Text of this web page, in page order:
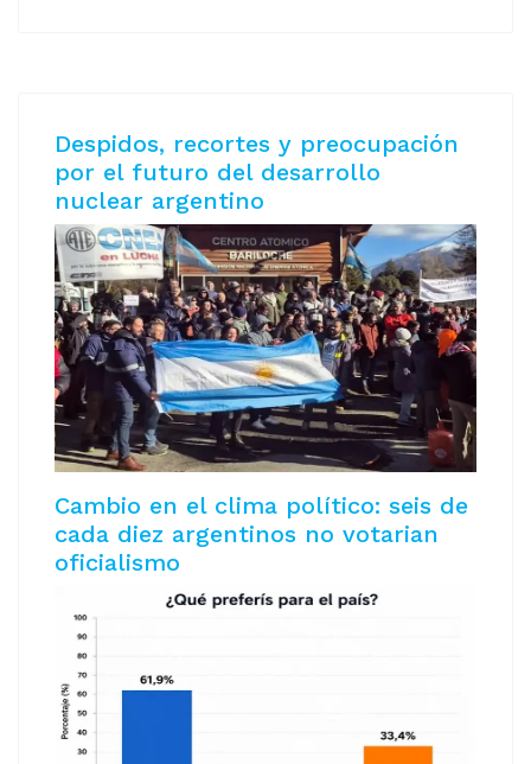
Despidos, recortes y preocupación
por el futuro del desarrollo
nuclear argentino
Cambio en el clima político: seis de
cada diez argentinos no votarian
oficialismo